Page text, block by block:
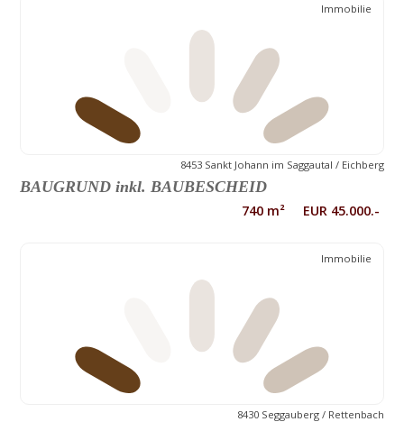
Immobilie
8453 Sankt Johann im Saggautal / Eichberg
BAUGRUND inkl. BAUBESCHEID
740 m² EUR 45.000.-
Immobilie
8430 Seggauberg / Rettenbach